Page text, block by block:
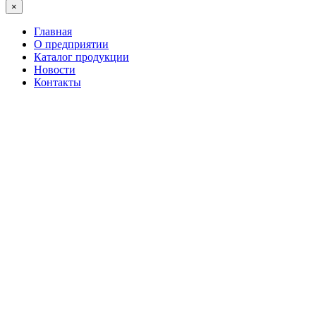
×
Главная
О предприятии
Каталог продукции
Новости
Контакты